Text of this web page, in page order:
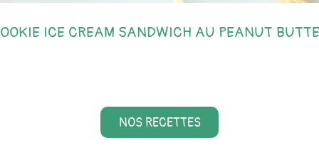
ICE CREAM SANDWICH AU PEANUT
NOS RECETTES